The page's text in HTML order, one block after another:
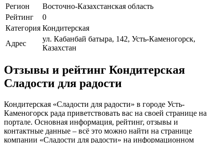
Регион
Восточно-Казахстанская область
Рейтинг
0
Категория Кондитерская
Адрес
ул. Кабанбай батыра, 142, Усть-Каменогорск,
Казахстан
Отзывы и рейтинг Кондитерская
Сладости для радости
Кондитерская «Сладости для радости» в городе Усть-
Каменогорск рада приветствовать вас на своей странице на
портале. Основная информация, рейтинг, отзывы и
контактные данные – всё это можно найти на странице
компании «Сладости для радости» на информационном